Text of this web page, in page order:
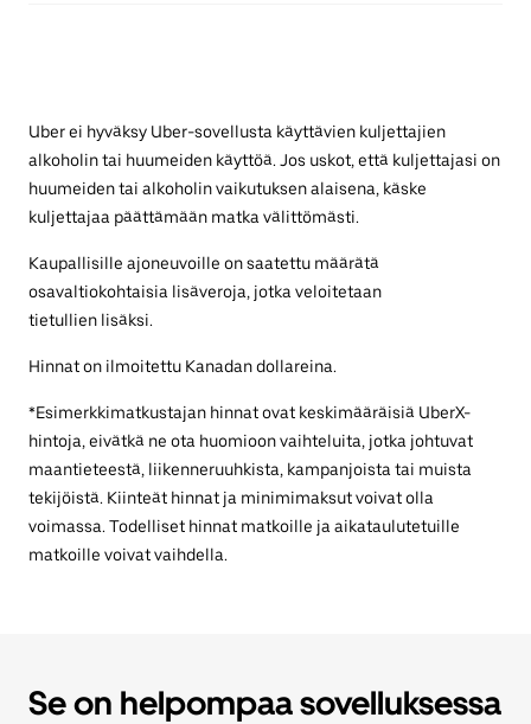
Uber ei hyväksy Uber-sovellusta käyttävien kuljettajien
alkoholin tai huumeiden käyttöä. Jos uskot, että kuljettajasi on
huumeiden tai alkoholin vaikutuksen alaisena, käske
kuljettajaa päättämään matka välittömästi.
Kaupallisille ajoneuvoille on saatettu määrätä
osavaltiokohtaisia lisäveroja, jotka veloitetaan
tietullien lisäksi.
Hinnat on ilmoitettu Kanadan dollareina.
*Esimerkkimatkustajan hinnat ovat keskimääräisiä UberX-
hintoja, eivätkä ne ota huomioon vaihteluita, jotka johtuvat
maantieteestä, liikenneruuhkista, kampanjoista tai muista
tekijöistä. Kiinteät hinnat ja minimimaksut voivat olla
voimassa. Todelliset hinnat matkoille ja aikataulutetuille
matkoille voivat vaihdella.
Se on helpompaa sovelluksessa